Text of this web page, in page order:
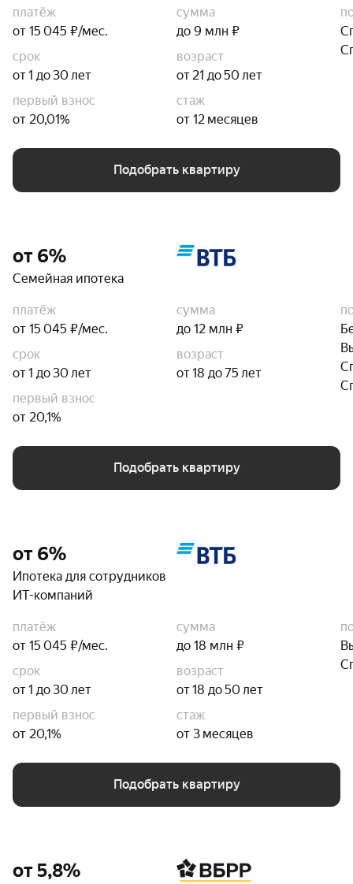
платёж
от 15 045 ₽/мес.
сумма
до 9 млн ₽
срок
от 1 до 30 лет
возраст
от 21 до 50 лет
первый взнос
от 20,01%
стаж
от 12 месяцев
Подобрать квартиру
от 6%
Семейная ипотека
платёж
от 15 045 ₽/мес.
сумма
до 12 млн ₽
срок
от 1 до 30 лет
возраст
от 18 до 75 лет
первый взнос
от 20,1%
Подобрать квартиру
от 6%
Ипотека для сотрудников
ИТ-компаний
платёж
от 15 045 ₽/мес.
сумма
до 18 млн ₽
срок
от 1 до 30 лет
возраст
от 18 до 50 лет
первый взнос
от 20,1%
стаж
от 3 месяцев
Подобрать квартиру
от 5,8%